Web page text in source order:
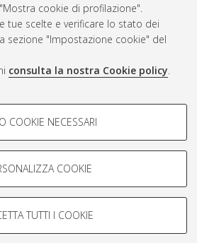
cookie di profilazione".
tue scelte e verificare lo stato dei
sezione "Impostazione cookie" del
consulta la nostra Cookie policy.
-
per analizzare le caratteristiche della
profili in base al loro comportamento
COOKIE NECESSARI
COOKIE
TUTTI I COOKIE
sito